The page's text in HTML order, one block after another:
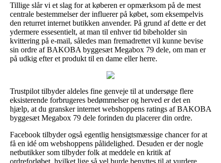
Tillige slår vi et slag for at køberen er opmærksom på de mest
centrale bestemmelser der influerer på købet, som eksempelvis
den returret internet butikken anvender. På grund af dette er det
ydermere essesentielt, at man til enhver tid bibeholder sin
kvittering på e-mail, således man fremadrettet vil kunne bevise
sin ordre af BAKOBA byggesæt Megabox 79 dele, om man er
på udkig efter et produkt til en dame eller herre.
Trustpilot tilbyder aldeles fine genveje til at undersøge flere
eksisterende forbrugeres bedømmelser og herved er det en
hjælp, at du gransker internet webshoppens ratings af BAKOBA
byggesæt Megabox 79 dele forinden du placerer din ordre.
Facebook tilbyder også egentlig hensigtsmæssige chancer for at
få en idé om webshoppens pålidelighed. Desuden er der nogle
netbutikker som tilbyder folk at meddele en kritik af
ordreforløbet, hvilket lige så vel burde benyttes til at vurdere